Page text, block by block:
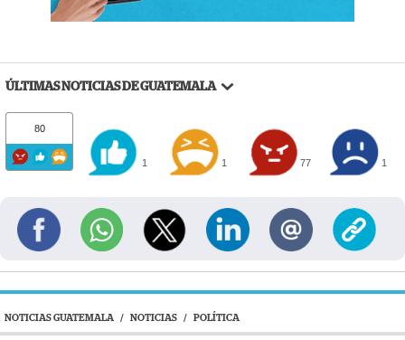
ÚLTIMAS NOTICIAS DE GUATEMALA
80
1 1 77 1
NOTICIAS GUATEMALA / NOTICIAS / POLÍTICA